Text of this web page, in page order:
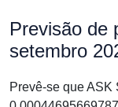
Previsão de
setembro
Prevê-se que ASK